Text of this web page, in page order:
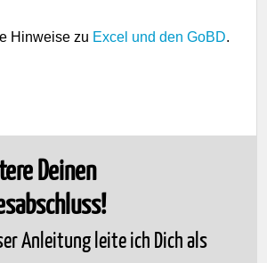
Hinweise zu Excel und den GoBD.
Deinen
Anleitung leite ich Dich als